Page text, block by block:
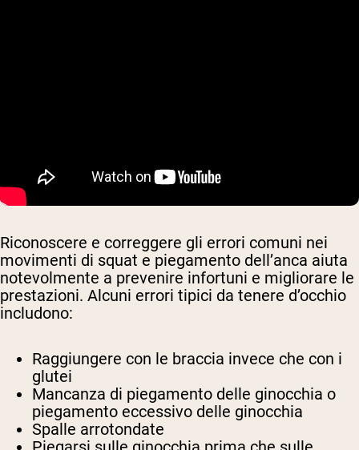
Riconoscere e correggere gli errori comuni nei
movimenti di squat e piegamento dell’anca aiuta
notevolmente a prevenire infortuni e migliorare le
prestazioni. Alcuni errori tipici da tenere d’occhio
includono:
Raggiungere con le braccia invece che con i
glutei
Mancanza di piegamento delle ginocchia o
piegamento eccessivo delle ginocchia
Spalle arrotondate